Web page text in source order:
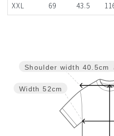
XXL
69 43.5
Width 52cm
Shoulder width 40.5cm